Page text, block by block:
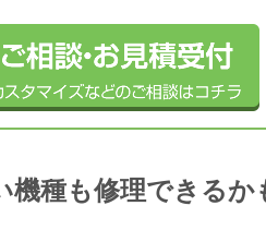
種も修理できるか